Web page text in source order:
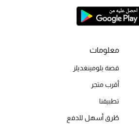
معلومات
قصة بلومينغديلز
أقرب متجر
تطبيقنا
طُرق أسهل للدفع